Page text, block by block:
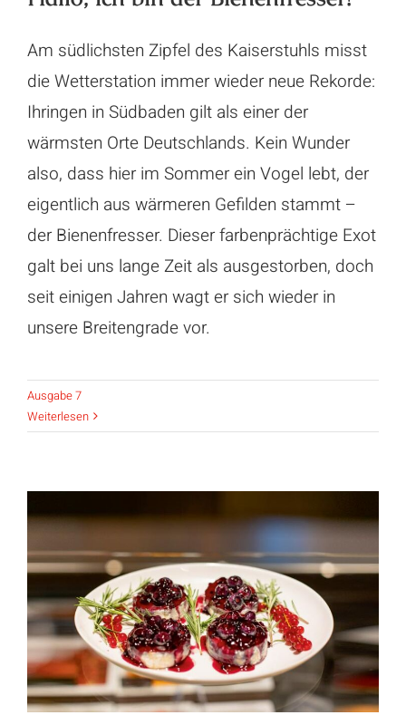
Am südlichsten Zipfel des Kaiserstuhls misst
die Wetterstation immer wieder neue Rekorde:
Ihringen in Südbaden gilt als einer der
wärmsten Orte Deutschlands. Kein Wunder
also, dass hier im Sommer ein Vogel lebt, der
eigentlich aus wärmeren Gefilden stammt –
der Bienenfresser. Dieser farbenprächtige Exot
galt bei uns lange Zeit als ausgestorben, doch
seit einigen Jahren wagt er sich wieder in
unsere Breitengrade vor.
Ausgabe 7
Weiterlesen
Herr Wühle und sein ganz
besonderes Gespür für Käse